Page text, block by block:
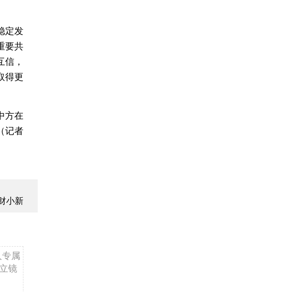
定发
要共
，
得更
方在
记者
小新
属
镜